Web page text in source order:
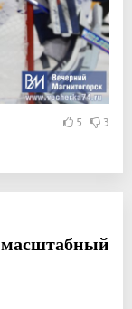
5 3
масштабный